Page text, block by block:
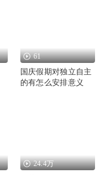
61
国庆假期对独立自主
的有怎么安排意义
24.4万